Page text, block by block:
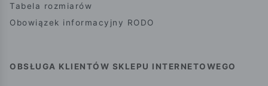
Tabela rozmiarów
Obowiązek informacyjny RODO
OBSŁUGA KLIENTÓW SKLEPU INTERNETOWEGO